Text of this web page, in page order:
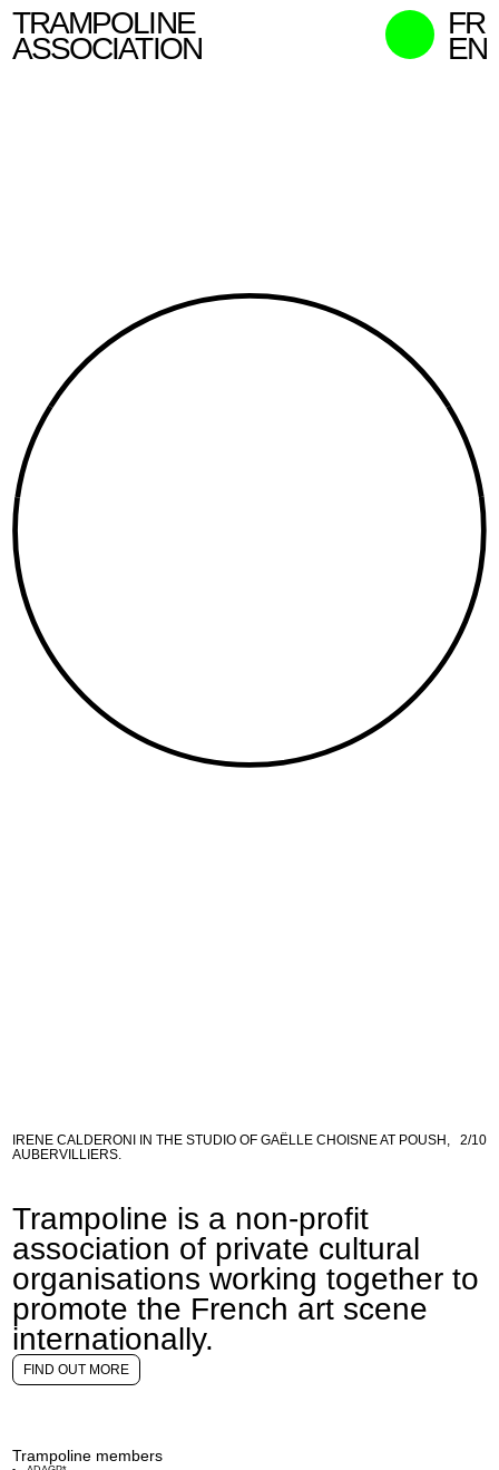
TRAMPOLINE
ASSOCIATION
FR
EN
IRENE CALDERONI IN THE STUDIO OF GAËLLE CHOISNE AT POUSH,
AUBERVILLIERS.
2/10
Trampoline is a non-profit
association of private cultural
organisations working together to
promote the French art scene
internationally.
FIND OUT MORE
Trampoline members